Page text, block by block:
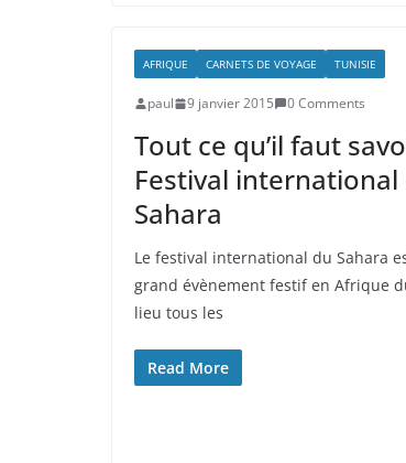
AFRIQUE CARNETS DE VOYAGE TUNISIE
paul 9 janvier 2015 0 Comments
Tout ce qu’il faut
Festival international
Sahara
Le festival international du Sahara
grand évènement festif en Afrique
lieu tous les
Read More